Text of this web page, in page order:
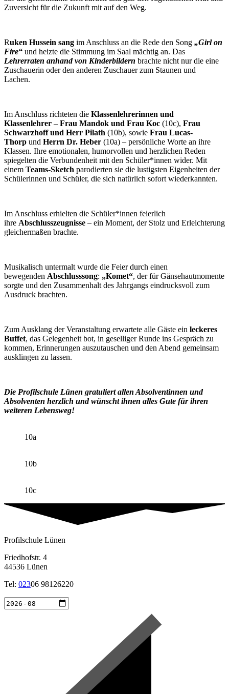
Zuversicht für die Zukunft mit auf den Weg.
Ruken Hussein sang im Anschluss an die Rede den Song „Girl on
Fire“ und heizte die Stimmung im Saal mächtig an. Das
Lehrerraten anhand von Kinderbildern brachte nicht nur die eine
Zuschauerin oder den anderen Zuschauer zum Staunen und
Lachen.
Im Anschluss richteten die Klassenlehrerinnen und
Klassenlehrer – Frau Mandok und Frau Koc (10c), Frau
Schwarzhoff und Herr Pilath (10b), sowie Frau Lucas-
Thorp und Herrn Dr. Heber (10a) – persönliche Worte an ihre
Klassen. Ihre emotionalen, humorvollen und herzlichen Reden
spiegelten die Verbundenheit mit den Schüler*innen wider. Mit
einem Teams-Sketch parodierten sie die lustigsten Eigenheiten der
Schülerinnen und Schüler, die sich natürlich sofort wiederkannten.
Im Anschluss erhielten die Schüler*innen feierlich
ihre Abschlusszeugnisse – ein Moment, der Stolz und Erleichterung
gleichermaßen brachte.
Musikalisch untermalt wurde die Feier durch einen
bewegenden Abschlusssong: „Komet“, derfür Gänsehautmomente
sorgte und den Zusammenhalt des Jahrgangs eindrucksvoll zum
Ausdruck brachten.
Zum Ausklang der Veranstaltung erwartete alle Gäste ein leckeres
Buffet, das Gelegenheit bot, in geselliger Runde ins Gespräch zu
kommen, Erinnerungen auszutauschen und den Abend gemeinsam
ausklingen zu lassen.
Die Profilschule Lünen gratuliert allen Absolventinnen und
Absolventen herzlich und wünscht ihnen alles Gute für ihren
weiteren Lebensweg!
10a
10b
10c
Profilschule Lünen
Friedhofstr. 4
44536 Lünen
Tel: 02306 98126220